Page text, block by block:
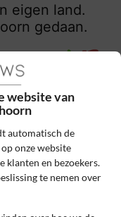
eigen land.
gedaan.
goedgekeurd.
worden niet
website van
automatisch de
onze website
klanten en bezoekers.
te nemen over